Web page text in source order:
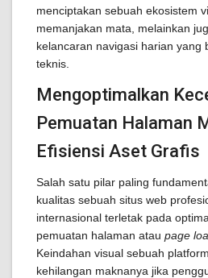
menciptakan sebuah ekosistem
memanjakan mata, melainkan
kelancaran navigasi harian yang
teknis.
Mengoptimalkan
Pemuatan Halaman
Efisiensi Aset Grafis
Salah satu pilar paling
kualitas sebuah situs web
internasional terletak pada
pemuatan halaman atau page
Keindahan visual sebuah
kehilangan maknanya jika